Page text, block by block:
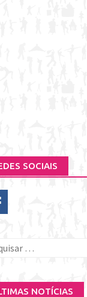
SOCIAIS
NOTÍCIAS